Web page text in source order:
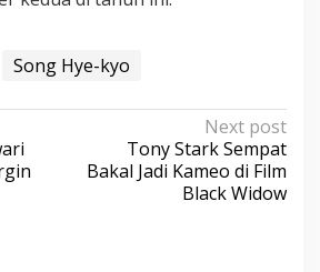
Song Hye-kyo
Next post
Tony Stark Sempat
Bakal Jadi Kameo di Film
Black Widow